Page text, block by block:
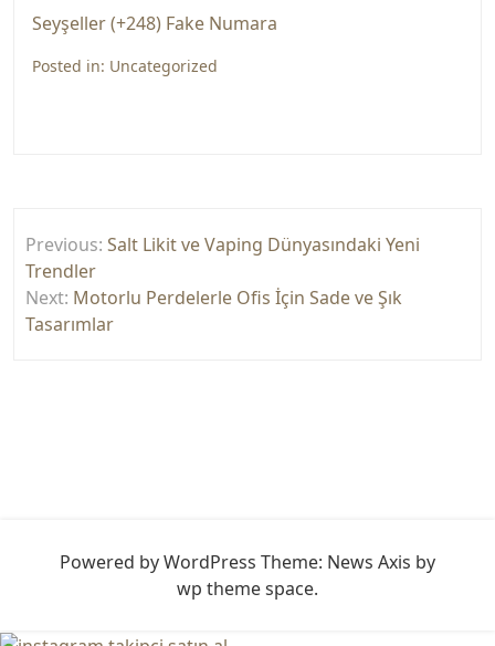
Seyşeller (+248) Fake Numara
Posted in: Uncategorized
gezinmesi
Previous: Salt Likit ve Vaping Dünyasındaki Yeni
Trendler
Next: Motorlu Perdelerle Ofis İçin Sade ve Şık
Tasarımlar
Powered by WordPress Theme: News Axis by
wp theme space.